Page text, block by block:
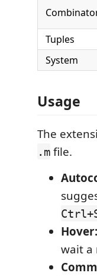
Tuples
System
Usage
The
.m file.
Hover:
wait a